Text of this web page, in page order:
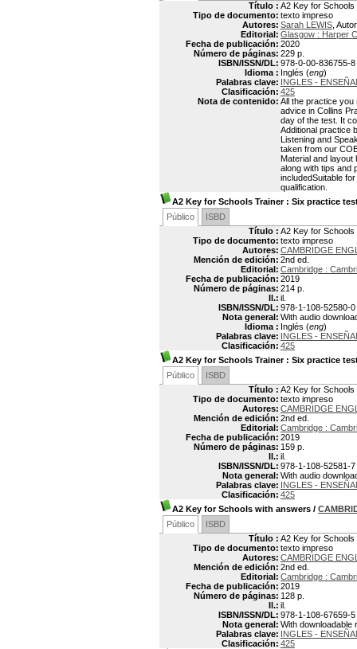
Título : A2 Key for
Tipo de documento: texto impreso
Autores: Sarah LEWIS , Autor
Editorial: Glasgow : Harper
Fecha de publicación: 2020
Número de páginas: 229 p.
ISBN/ISSN/DL: 978-0-00-836755-8
Idioma : Inglés (eng)
Palabras clave: INGLES -
Clasificación: 425
Nota de contenido: All the practice you
advice in Collins
day of the test. It
Additional practice
Listening and
taken from our
Material and layout
along with tips and
includedSuitable
qualification.
A2 Key for Schools Trainer: Six practice
Público
ISBD
Título : A2 Key for
Tipo de documento: texto impreso
Autores: CAMBRIDGE
Mención de edición: 2nd ed.
Editorial: Cambridge :
Fecha de publicación: 2019
Número de páginas: 214 p.
Il.: il.
ISBN/ISSN/DL: 978-1-108-52580-0
Nota general: With audio
Idioma : Inglés (eng)
Palabras clave: INGLES -
Clasificación: 425
A2 Key for Schools Trainer: Six practice
Público
ISBD
Título : A2 Key for
Tipo de documento: texto impreso
Autores: CAMBRIDGE
Mención de edición: 2nd ed.
Editorial: Cambridge :
Fecha de publicación: 2019
Número de páginas: 159 p.
Il.: il.
ISBN/ISSN/DL: 978-1-108-52581-7
Nota general: With audio
Palabras clave: INGLES -
Clasificación: 425
A2 Key for Schools with answers /
Público
ISBD
Título : A2 Key for
Tipo de documento: texto impreso
Autores: CAMBRIDGE
Mención de edición: 2nd ed.
Editorial: Cambridge :
Fecha de publicación: 2019
Número de páginas: 128 p.
Il.: il.
ISBN/ISSN/DL: 978-1-108-67659-5
Nota general: With
Palabras clave: INGLES -
Clasificación: 425